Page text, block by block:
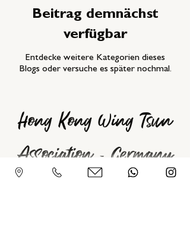
Beitrag demnächst
verfügbar
Entdecke weitere Kategorien dieses
Blogs oder versuche es später nochmal.
Hong Kong Wing Tsun
Association - Germany